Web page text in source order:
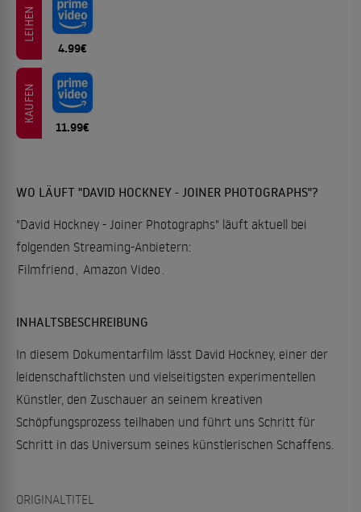
LEIHEN
4.99€
KAUFEN
11.99€
WO LÄUFT "DAVID HOCKNEY - JOINER PHOTOGRAPHS"?
"David Hockney - Joiner Photographs" läuft aktuell bei
folgenden Streaming-Anbietern:
Filmfriend
Amazon Video
INHALTSBESCHREIBUNG
In diesem Dokumentarfilm lässt David Hockney, einer der
leidenschaftlichsten und vielseitigsten experimentellen
Künstler, den Zuschauer an seinem kreativen
Schöpfungsprozess teilhaben und führt uns Schritt für
Schritt in das Universum seines künstlerischen Schaffens.
ORIGINALTITEL